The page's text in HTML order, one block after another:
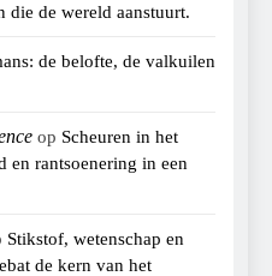
die de wereld aanstuurt.
de belofte, de valkuilen
op Scheuren in het
en rantsoenering in een
Stikstof, wetenschap en
de kern van het